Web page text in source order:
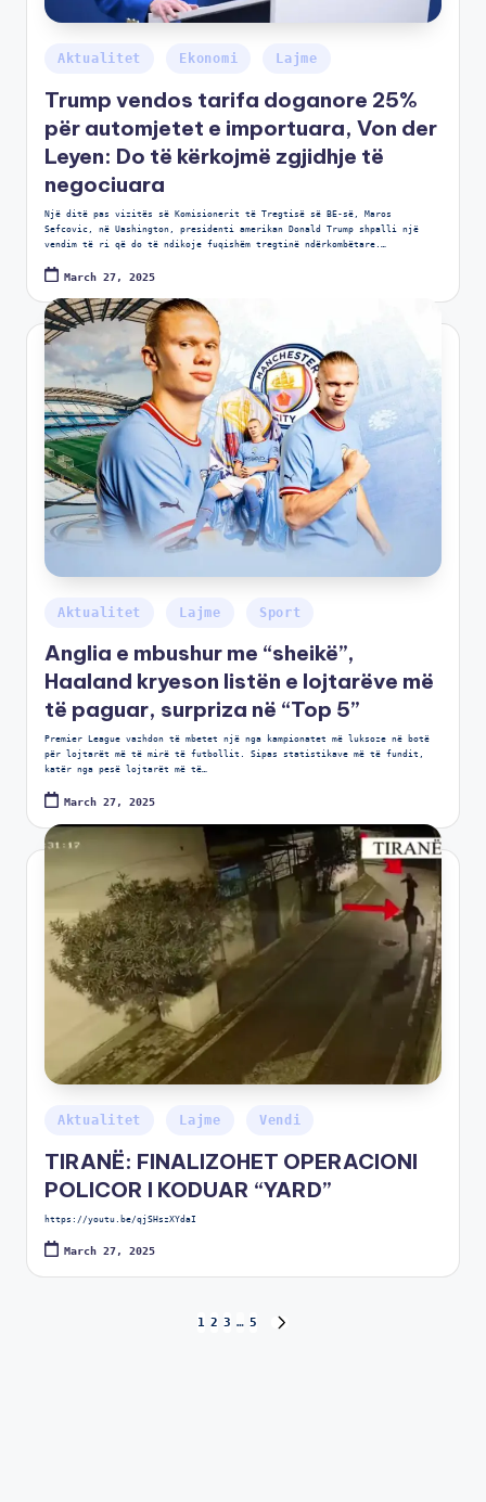
Aktualitet Ekonomi Lajme
Trump vendos tarifa doganore 25%
për automjetet e importuara, Von der
Leyen: Do të kërkojmë zgjidhje të
negociuara
Një ditë pas vizitës së Komisionerit të Tregtisë së BE-së, Maros
Sefcovic, në Uashington, presidenti amerikan Donald Trump shpalli një
vendim të ri që do të ndikoje fuqishëm tregtinë ndërkombëtare.…
March 27, 2025
Aktualitet Lajme Sport
Anglia e mbushur me “sheikë”,
Haaland kryeson listën e lojtarëve më
të paguar, surpriza në “Top 5”
Premier League vazhdon të mbetet një nga kampionatet më luksoze në botë
për lojtarët më të mirë të futbollit. Sipas statistikave më të fundit,
katër nga pesë lojtarët më të…
March 27, 2025
Aktualitet Lajme Vendi
TIRANË: FINALIZOHET OPERACIONI
POLICOR I KODUAR “YARD”
https://youtu.be/qjSHszXYdaI
March 27, 2025
1 2 3 … 5